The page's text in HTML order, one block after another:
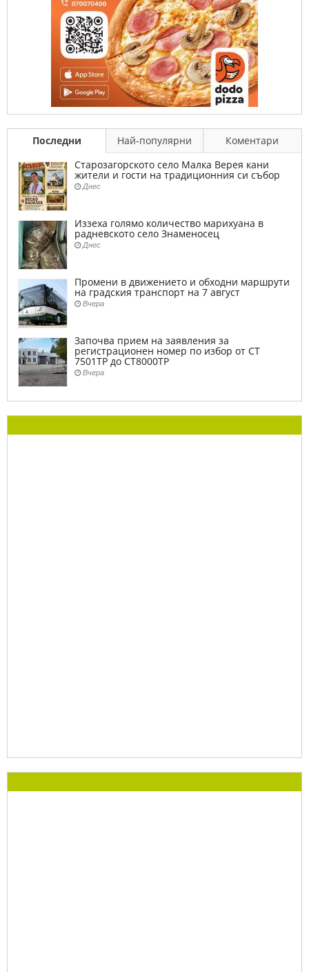
Последни Най-популярни
Коментари
Старозагорското село Малка Верея кани
жители и гости на традиционния си събор
Днес
Иззеха голямо количество марихуана в
радневското село Знаменосец
Днес
Промени в движението и обходни маршрути
на градския транспорт на 7 август
Вчера
Започва прием на заявления за
регистрационен номер по избор от СТ
7501ТР до СТ8000ТР
Вчера